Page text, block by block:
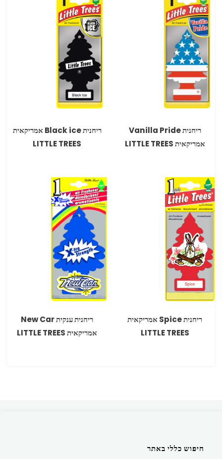
ריחנית Vanilla Pride
אמריקאית LITTLE TREES
ריחנית Black ice אמריקאית
LITTLE TREES
ריחנית Spice אמריקאית
LITTLE TREES
ריחנית ענקית New Car
אמריקאית LITTLE TREES
חיפוש כללי באתר